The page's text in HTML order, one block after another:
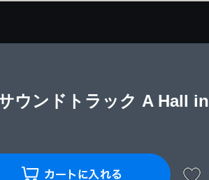
ウンドトラック A Hall in